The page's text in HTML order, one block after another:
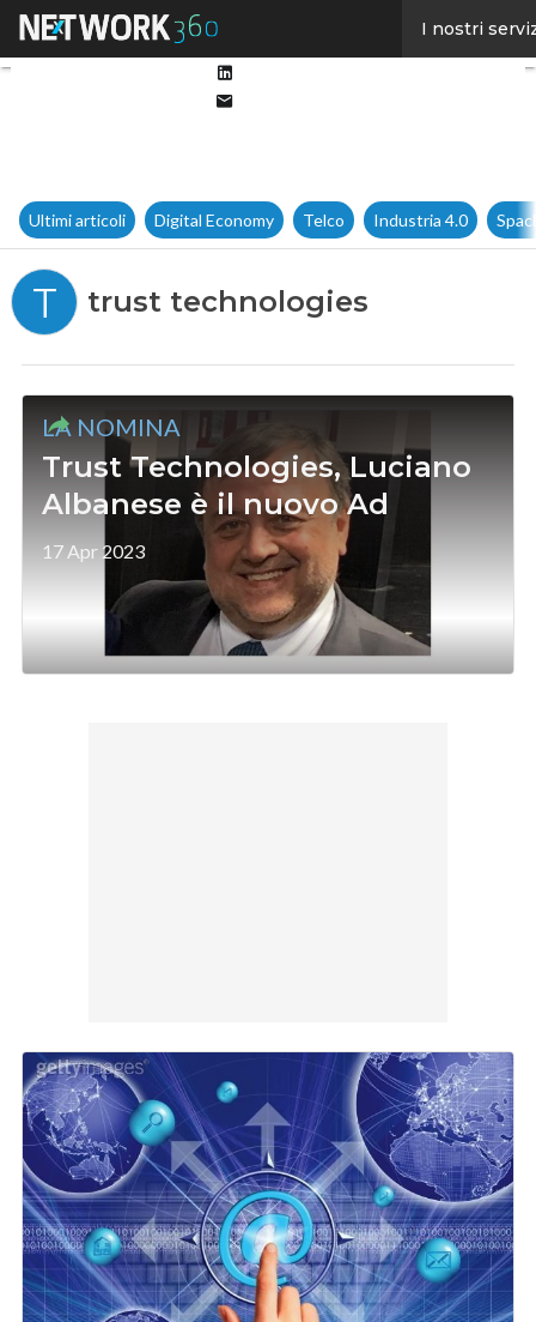
I nostri
Ultimi articoli Digital Economy Telco Industria 4.0
T trust technologies
LA NOMINA
Trust Technologies, Luciano
Albanese è il nuovo Ad
17 Apr 2023